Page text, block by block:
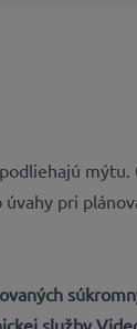
podliehajú mýtu.
pri